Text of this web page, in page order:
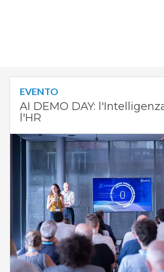
EVENTO
AI DEMO DAY:
l'HR